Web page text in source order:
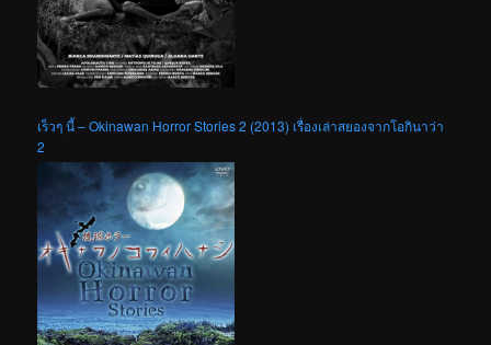
เร็วๆ นี้ – Okinawan Horror Stories 2 (2013) เรื่องเล่าสยองจากโอกินาว่า
2